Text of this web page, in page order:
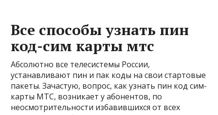
Все способы узнать пин
код-сим карты мтс
Абсолютно все телесистемы России,
устанавливают пин и пак коды на свои стартовые
пакеты. Зачастую, вопрос, как узнать пин код сим-
карты МТС, возникает у абонентов, по
неосмотрительности избавившихся от всех